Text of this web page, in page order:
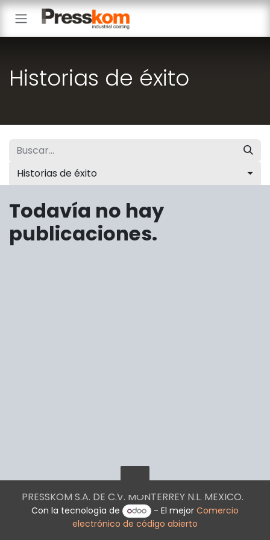
Ir al contenido
Historias de éxito
Historias de éxito
Todavía no hay
publicaciones.
PRESSKOM S.A. DE C.V. MONTERREY N.L. MEXICO.
Con la tecnología de - El mejorComercio
electrónico de código abierto